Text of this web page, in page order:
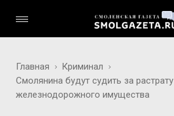
Главная
Криминал
Смолянина будут судить за растрату
железнодорожного имущества